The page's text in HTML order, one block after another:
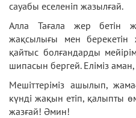
сауабы еселеніп жазылғай.
Алла Тағала жер бетін
жақсылығы мен берекетін
қайтыс болғандарды
шипасын бергей. Еліміз
Мешіттеріміз ашылып,
күнді жақын етіп, қалыпты
жазғай! Әмин!